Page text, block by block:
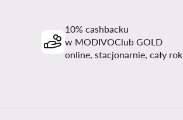
10% cashbacku
w MODIVOClub GOLD
online, stacjonarnie, cały rok